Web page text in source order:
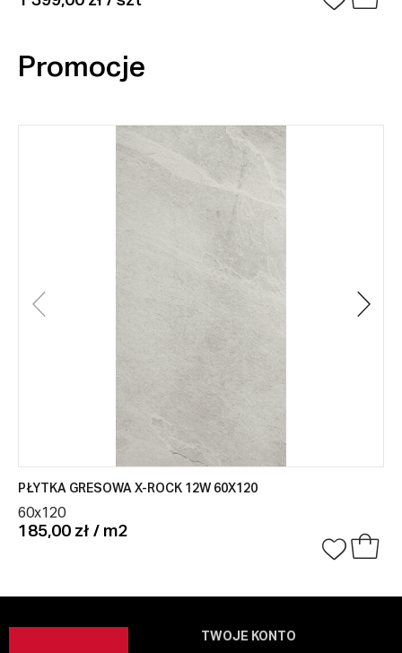
Promocje
PŁYTKA GRESOWA X-ROCK 12W 60X120
60x120
185,00 zł / m2
TWOJE KONTO